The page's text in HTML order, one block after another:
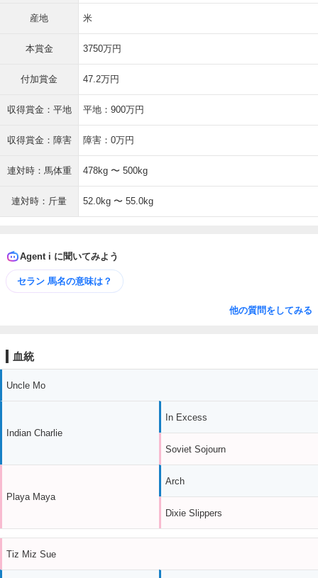
産地 米
本賞金 3750万円
付加賞金 47.2万円
収得賞金：平地 平地：900万円
収得賞金：障害 障害：0万円
連対時：馬体重 478kg 〜 500kg
連対時：斤量 52.0kg 〜 55.0kg
Agent i に聞いてみよう
セラン 馬名の意味は？
他の質問をしてみる
血統
Uncle Mo
Indian Charlie
Playa Maya
In Excess
Soviet Sojourn
Arch
Dixie Slippers
Tiz Miz Sue